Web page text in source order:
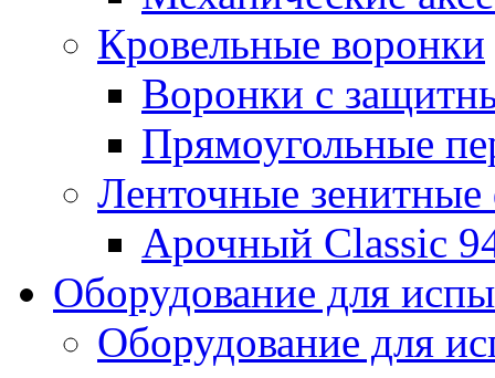
Кровельные воронки
Воронки с
Прямоугольные
Ленточные
Арочный Classic
Оборудование для
Оборудование для